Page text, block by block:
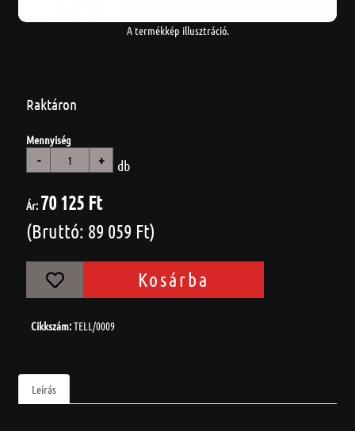
A termékkép illusztráció.
Raktáron
Mennyiség
- + db
Ár: 70 125 Ft
(Bruttó: 89 059 Ft)
Kosárba
Cikkszám:TELL/0009
Leírás